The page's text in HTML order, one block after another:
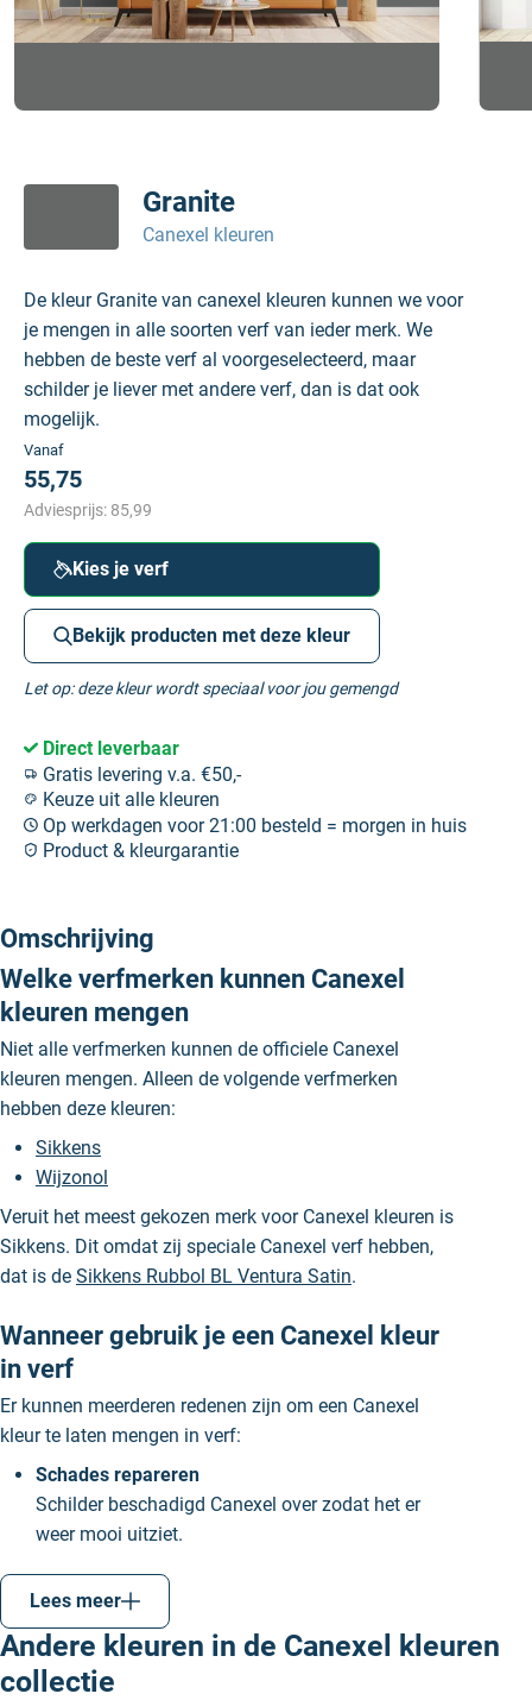
Granite
Canexel kleuren
De kleur Granite van canexel kleuren kunnen we voor
je mengen in alle soorten verf van ieder merk. We
hebben de beste verf al voorgeselecteerd, maar
schilder je liever met andere verf, dan is dat ook
mogelijk.
Vanaf
55,75
Adviesprijs: 85,99
Kies je verf
Bekijk producten met deze kleur
Let op: deze kleur wordt speciaal voor jou gemengd
Direct leverbaar
Gratis levering v.a. €50,-
Keuze uit alle kleuren
Op werkdagen voor 21:00 besteld = morgen in huis
Product & kleurgarantie
Omschrijving
Welke verfmerken kunnen Canexel
kleuren mengen
Niet alle verfmerken kunnen de officiele Canexel
kleuren mengen. Alleen de volgende verfmerken
hebben deze kleuren:
Sikkens
Wijzonol
Veruit het meest gekozen merk voor Canexel kleuren is
Sikkens. Dit omdat zij speciale Canexel verf hebben,
dat is de Sikkens Rubbol BL Ventura Satin.
Wanneer gebruik je een Canexel kleur
in verf
Er kunnen meerderen redenen zijn om een Canexel
kleur te laten mengen in verf:
Schades repareren
Schilder beschadigd Canexel over zodat het er
weer mooi uitziet.
Heb je een Canexel en wil je een bijpassende kleur
voor de kozijnen of boeidelen, dan kan je hiervoor
nu dus ook een Canexel kleur kiezen.
Lees meer
Andere kleuren in de Canexel kleuren
collectie